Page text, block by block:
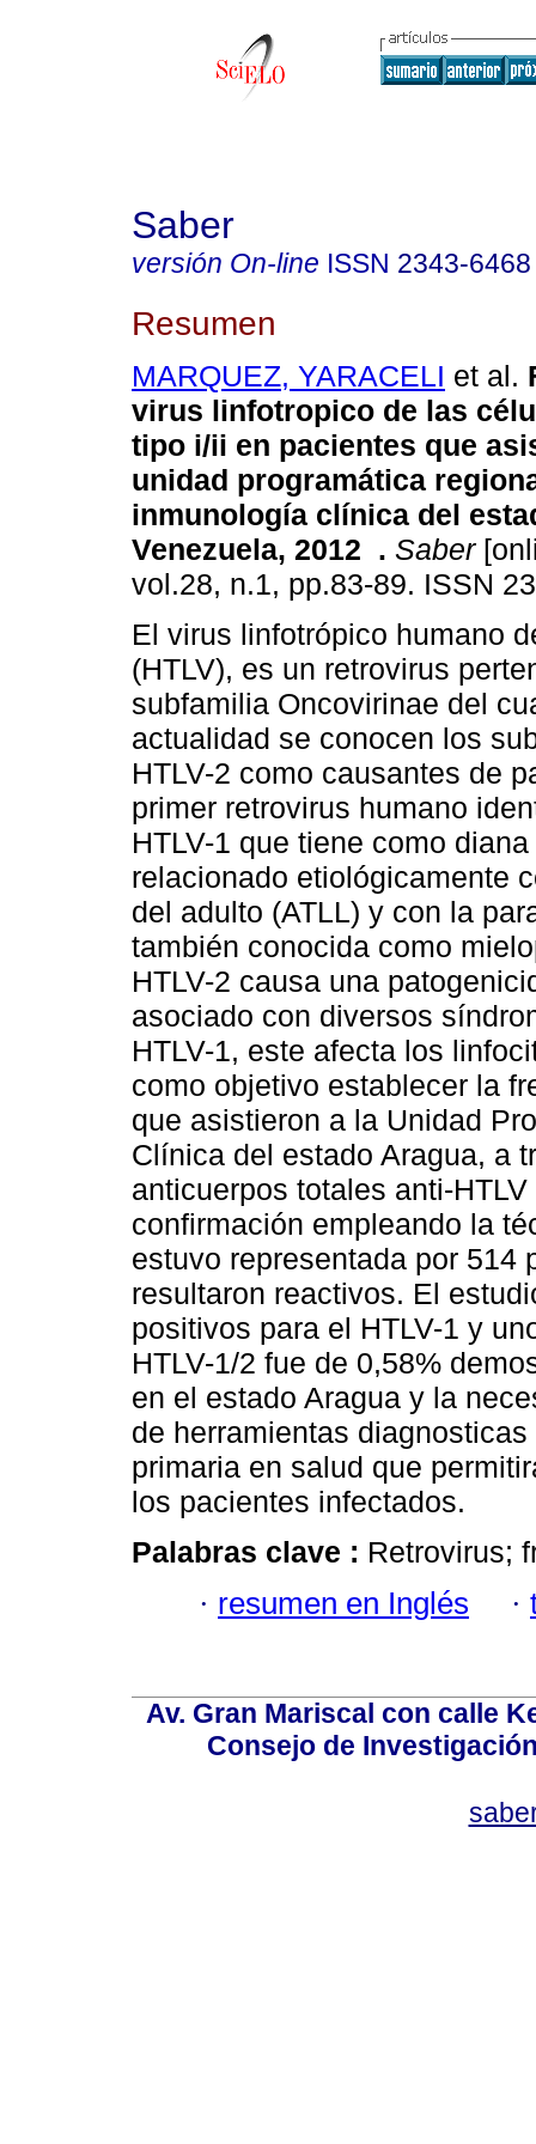
Saber
versión On-line ISSN 2343-6468
Resumen
MARQUEZ, YARACELI et al.
virus linfotropico de las
tipo i/ii en pacientes que
unidad programática
inmunología clínica del
Venezuela, 2012 . Saber
vol.28, n.1, pp.83-89. ISSN
El virus linfotrópico humano
(HTLV), es un retrovirus
subfamilia Oncovirinae del
actualidad se conocen los
HTLV-2 como causantes de
primer retrovirus humano
HTLV-1 que tiene como
relacionado etiológicamente
del adulto (ATLL) y con la
también conocida como
HTLV-2 causa una
asociado con diversos
HTLV-1, este afecta los
como objetivo establecer la
que asistieron a la Unidad
Clínica del estado Aragua, a
anticuerpos totales anti-
confirmación empleando la
estuvo representada por 514
resultaron reactivos. El
positivos para el HTLV-1 y
HTLV-1/2 fue de 0,58%
en el estado Aragua y la
de herramientas
primaria en salud que
los pacientes infectados.
Palabras clave : Retrovirus;
· resumen en Inglés ·
Av. Gran Mariscal con calle
Consejo de